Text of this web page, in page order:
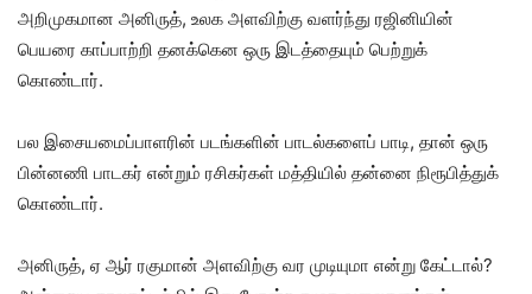
அறிமுகமான அனிருத், உலக அளவிற்கு வளர்ந்து ரஜினியின்
பெயரை காப்பாற்றி தனக்கென ஒரு இடத்தையும் பெற்றுக்
கொண்டார்.
பல இசையமைப்பாளரின் படங்களின் பாடல்களைப் பாடி, தான் ஒரு
பின்னணி பாடகர் என்றும் ரசிகர்கள் மத்தியில் தன்னை நிரூபித்துக்
கொண்டார்.
அனிருத், ஏ ஆர் ரகுமான் அளவிற்கு வர முடியுமா என்று கேட்டால்?